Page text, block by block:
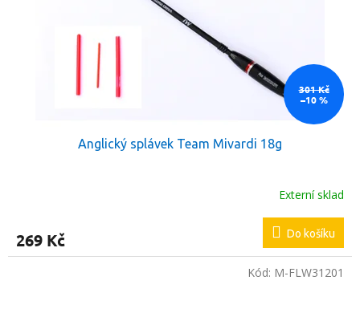
301 Kč
–10 %
Anglický splávek Team Mivardi 18g
Externí sklad
269 Kč Do košíku
Kód: M-FLW31201